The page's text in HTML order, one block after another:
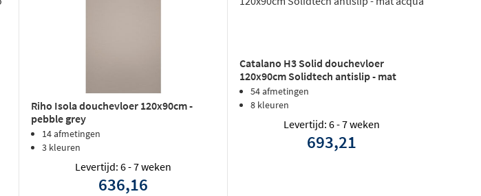
Riho Isola douchevloer 120x90cm -
pebble grey
14 afmetingen
3 kleuren
Levertijd: 6 - 7 weken
636,16
Catalano H3 Solid douchevloer
120x90cm Solidtech antislip - mat
acqua
54 afmetingen
8 kleuren
Levertijd: 6 - 7 weken
693,21